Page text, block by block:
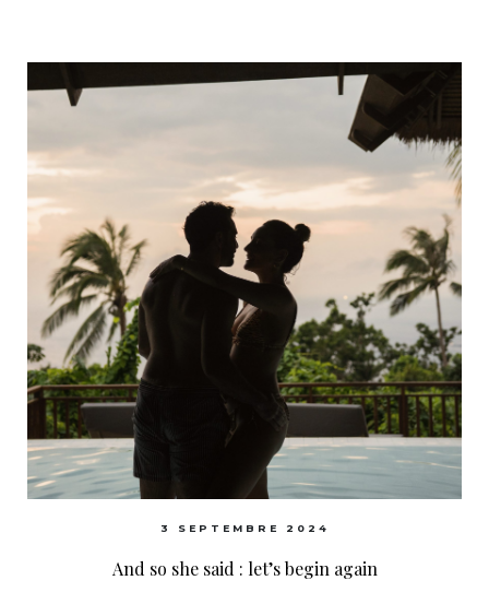
3 SEPTEMBRE 2024
And so she said : let’s begin again